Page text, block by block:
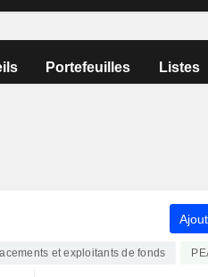
Portefeuilles Listes
et exploitants de fonds